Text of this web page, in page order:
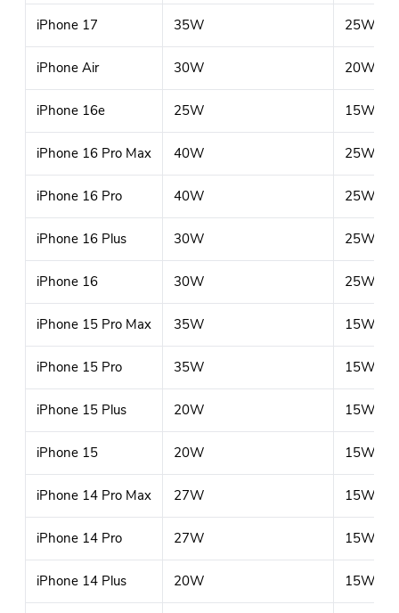
iPhone 17 35W 25W
iPhone Air 30W 20W
iPhone 16e 25W 15W
iPhone 16 Pro Max 40W 25W
iPhone 16 Pro 40W 25W
iPhone 16 Plus 30W 25W
iPhone 16 30W 25W
iPhone 15 Pro Max 35W 15W
iPhone 15 Pro 35W 15W
iPhone 15 Plus 20W 15W
iPhone 15 20W 15W
iPhone 14 Pro Max 27W 15W
iPhone 14 Pro 27W 15W
iPhone 14 Plus 20W 15W